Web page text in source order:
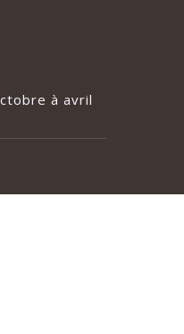
à avril